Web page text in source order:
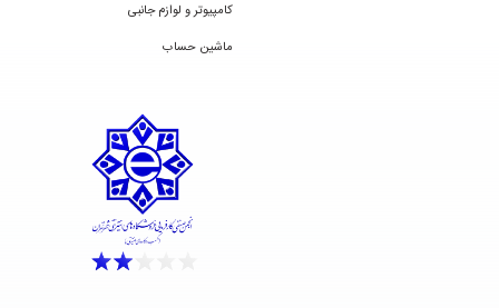
کامپیوتر و لوازم جانبی
ماشین حساب